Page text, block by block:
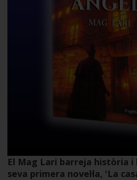
El Mag Lari barreja història i
seva primera novel·la, 'La